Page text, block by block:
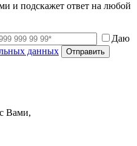
и подскажет ответ на любой
Даю
данных Отправить
Вами,